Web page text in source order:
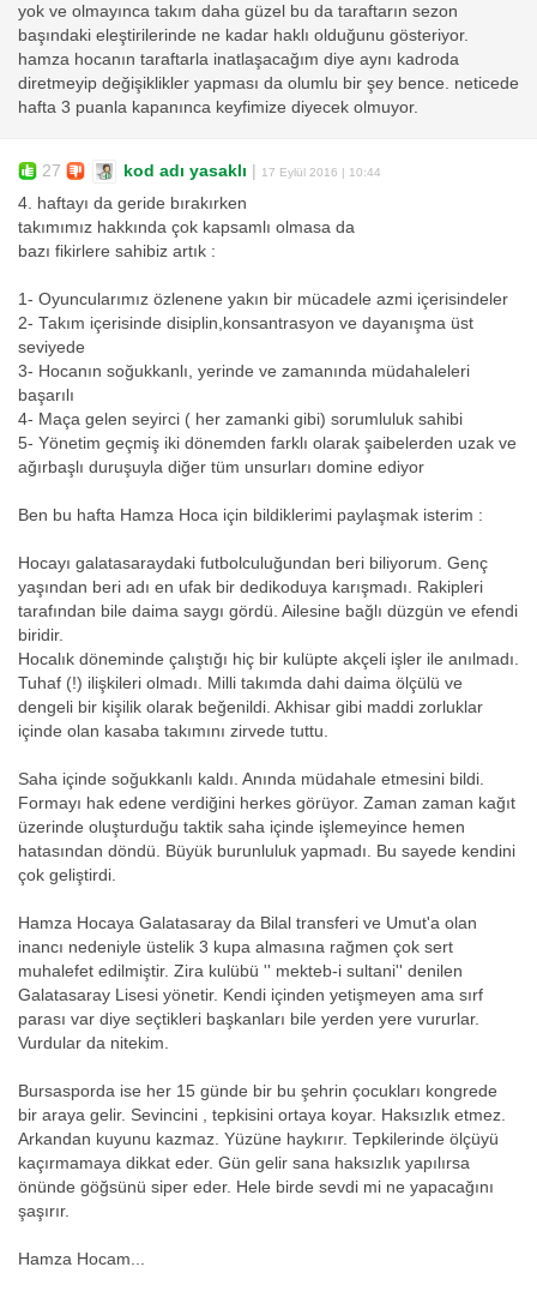
yok ve olmayınca takım daha güzel bu da taraftarın sezon
başındaki eleştirilerinde ne kadar haklı olduğunu gösteriyor.
hamza hocanın taraftarla inatlaşacağım diye aynı kadroda
diretmeyip değişiklikler yapması da olumlu bir şey bence. neticede
hafta 3 puanla kapanınca keyfimize diyecek olmuyor.
27 kod adı yasaklı | 17 Eylül 2016 | 10:44
4. haftayı da geride bırakırken
takımımız hakkında çok kapsamlı olmasa da
bazı fikirlere sahibiz artık :
1- Oyuncularımız özlenene yakın bir mücadele azmi içerisindeler
2- Takım içerisinde disiplin,konsantrasyon ve dayanışma üst
seviyede
3- Hocanın soğukkanlı, yerinde ve zamanında müdahaleleri
başarılı
4- Maça gelen seyirci ( her zamanki gibi) sorumluluk sahibi
5- Yönetim geçmiş iki dönemden farklı olarak şaibelerden uzak ve
ağırbaşlı duruşuyla diğer tüm unsurları domine ediyor
Ben bu hafta Hamza Hoca için bildiklerimi paylaşmak isterim :
Hocayı galatasaraydaki futbolculuğundan beri biliyorum. Genç
yaşından beri adı en ufak bir dedikoduya karışmadı. Rakipleri
tarafından bile daima saygı gördü. Ailesine bağlı düzgün ve efendi
biridir.
Hocalık döneminde çalıştığı hiç bir kulüpte akçeli işler ile anılmadı.
Tuhaf (!) ilişkileri olmadı. Milli takımda dahi daima ölçülü ve
dengeli bir kişilik olarak beğenildi. Akhisar gibi maddi zorluklar
içinde olan kasaba takımını zirvede tuttu.
Saha içinde soğukkanlı kaldı. Anında müdahale etmesini bildi.
Formayı hak edene verdiğini herkes görüyor. Zaman zaman kağıt
üzerinde oluşturduğu taktik saha içinde işlemeyince hemen
hatasından döndü. Büyük burunluluk yapmadı. Bu sayede kendini
çok geliştirdi.
Hamza Hocaya Galatasaray da Bilal transferi ve Umut'a olan
inancı nedeniyle üstelik 3 kupa almasına rağmen çok sert
muhalefet edilmiştir. Zira kulübü '' mekteb-i sultani'' denilen
Galatasaray Lisesi yönetir. Kendi içinden yetişmeyen ama sırf
parası var diye seçtikleri başkanları bile yerden yere vururlar.
Vurdular da nitekim.
Bursasporda ise her 15 günde bir bu şehrin çocukları kongrede
bir araya gelir. Sevincini , tepkisini ortaya koyar. Haksızlık etmez.
Arkandan kuyunu kazmaz. Yüzüne haykırır. Tepkilerinde ölçüyü
kaçırmamaya dikkat eder. Gün gelir sana haksızlık yapılırsa
önünde göğsünü siper eder. Hele birde sevdi mi ne yapacağını
şaşırır.
Hamza Hocam...